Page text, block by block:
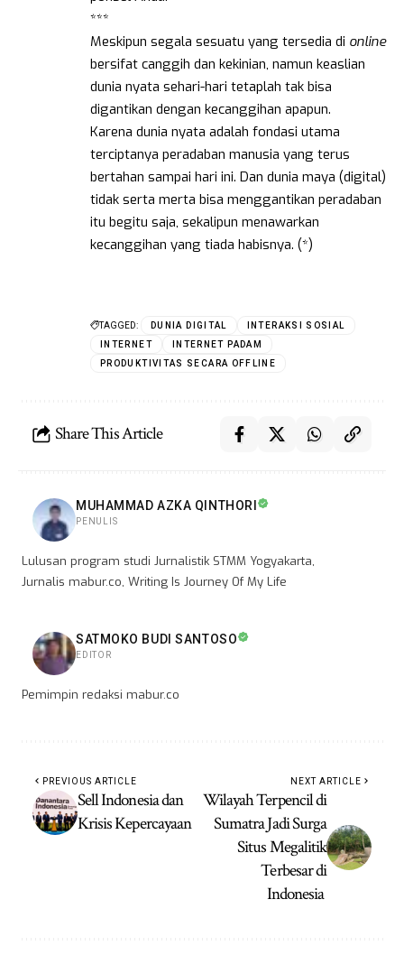
***
Meskipun segala sesuatu yang tersedia di online
bersifat canggih dan kekinian, namun keaslian
dunia nyata sehari-hari tetaplah tak bisa
digantikan dengan kecanggihan apapun.
Karena dunia nyata adalah fondasi utama
terciptanya peradaban manusia yang terus
bertahan sampai hari ini. Dan dunia maya (digital)
tidak serta merta bisa menggantikan peradaban
itu begitu saja, sekalipun menawarkan
kecanggihan yang tiada habisnya. (*)
TAGGED: DUNIA DIGITAL
INTERAKSI SOSIAL
INTERNET
INTERNET PADAM
PRODUKTIVITAS SECARA OFFLINE
Share This Article
MUHAMMAD AZKA QINTHORI
PENULIS
Lulusan program studi Jurnalistik STMM Yogyakarta,
Jurnalis mabur.co, Writing Is Journey Of My Life
SATMOKO BUDI SANTOSO
EDITOR
Pemimpin redaksi mabur.co
PREVIOUS ARTICLE
Sell Indonesia dan
Krisis Kepercayaan
NEXT ARTICLE
Wilayah Terpencil di
Sumatra Jadi Surga
Situs Megalitik
Terbesar di
Indonesia